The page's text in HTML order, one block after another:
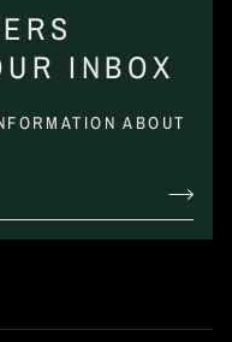
INBOX
ABOUT